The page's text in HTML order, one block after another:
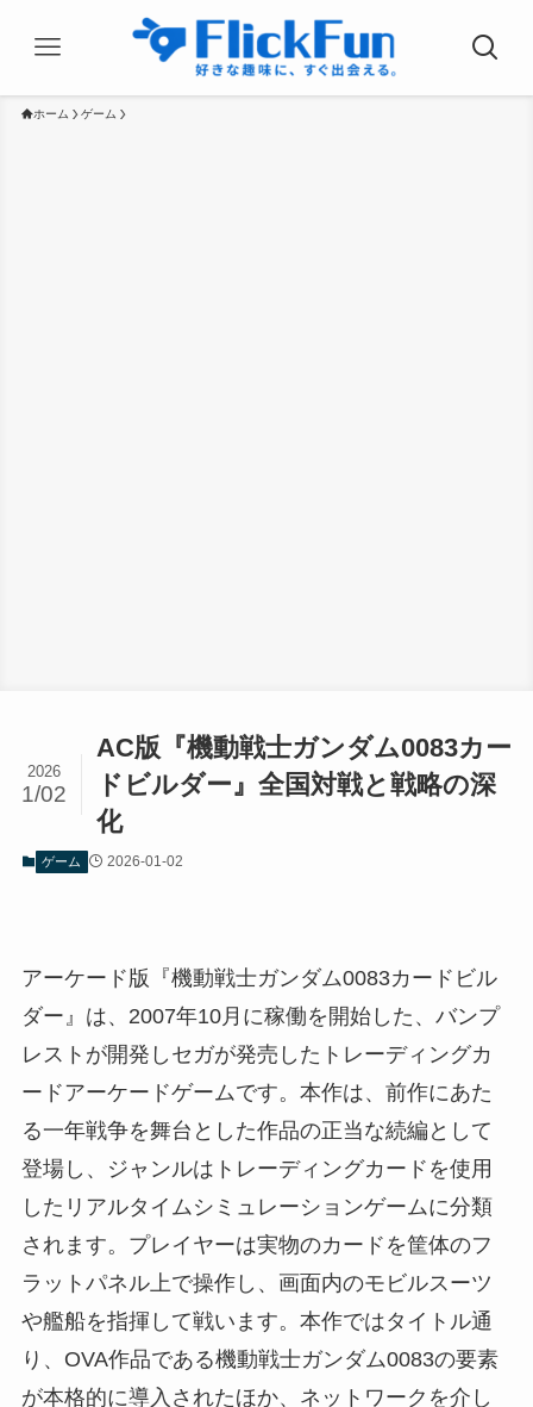
ホーム ゲーム
AC版『機動戦士ガンダム0083カー
ドビルダー』全国対戦と戦略の深
化
2026
1/02
ゲーム 2026-01-02
アーケード版『機動戦士ガンダム0083カードビル
ダー』は、2007年10月に稼働を開始した、バンプ
レストが開発しセガが発売したトレーディングカ
ードアーケードゲームです。本作は、前作にあた
る一年戦争を舞台とした作品の正当な続編として
登場し、ジャンルはトレーディングカードを使用
したリアルタイムシミュレーションゲームに分類
されます。プレイヤーは実物のカードを筐体のフ
ラットパネル上で操作し、画面内のモビルスーツ
や艦船を指揮して戦います。本作ではタイトル通
り、OVA作品である機動戦士ガンダム0083の要素
が本格的に導入されたほか、ネットワークを介し